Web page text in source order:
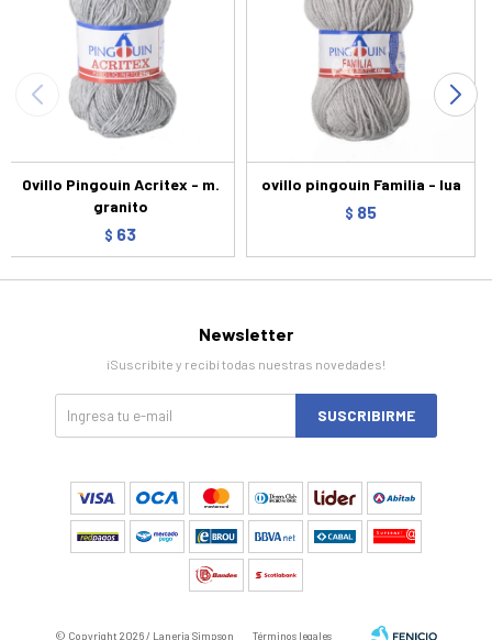
Ovillo Pingouin Acritex - m.
granito
$ 63
ovillo pingouin Familia - lua
$ 85
Newsletter
¡Suscribite y recibí todas nuestras novedades!
SUSCRIBIRME
© Copyright 2026 / Laneria Simpson Términos legales